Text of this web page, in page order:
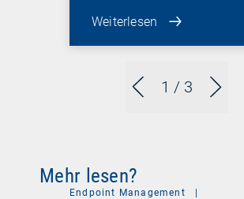
1 / 3
Weiterlesen
Mehr lesen?
Endpoint Management